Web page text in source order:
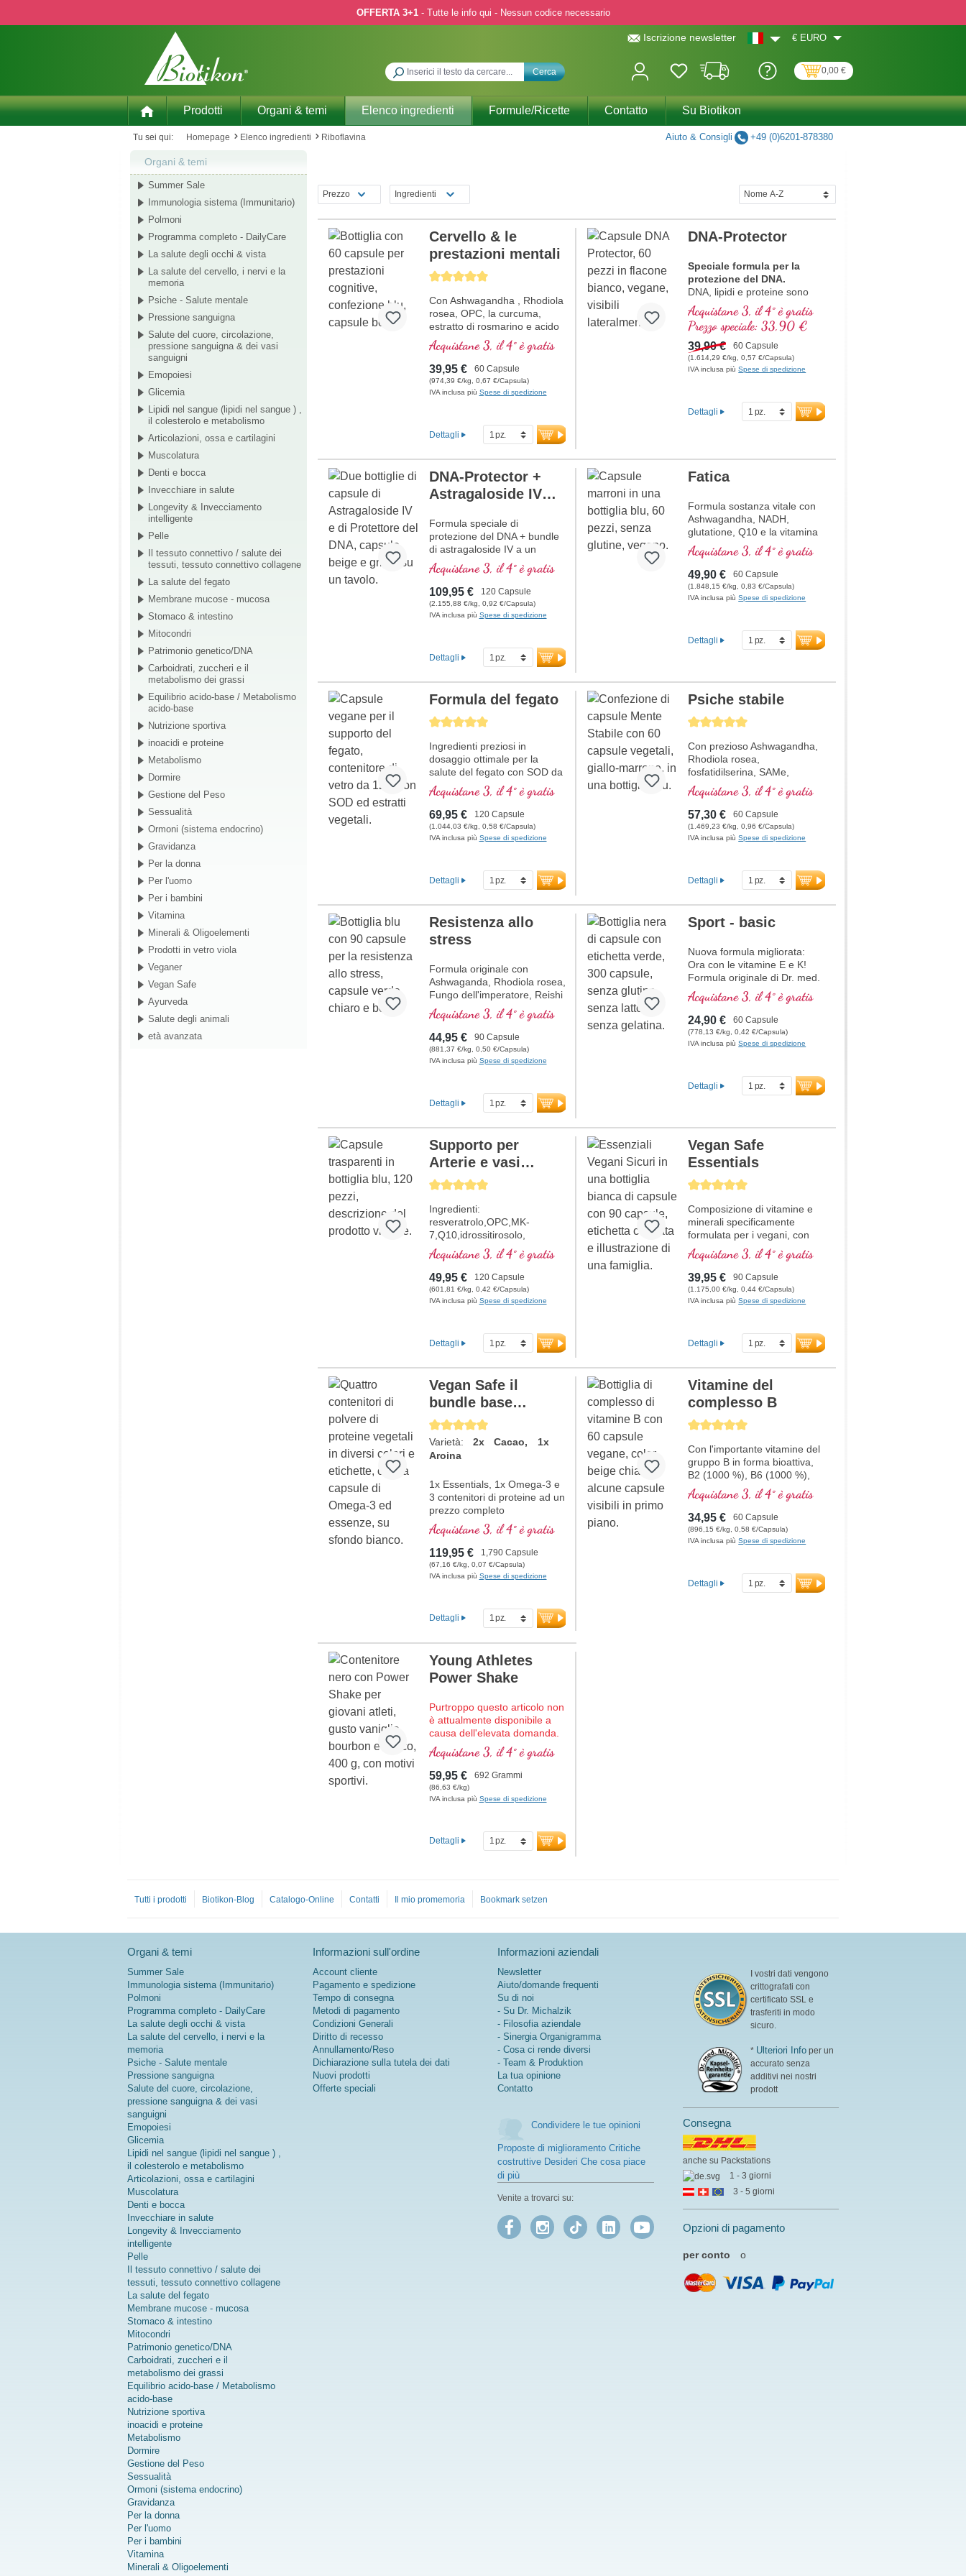
OFFERTA 3+1- Tutte le info qui - Nessun codice necessario
Iscrizione newsletter € EURO
Cerca 0,00 €
Prodotti Organi & temi Elenco ingredienti Formule/Ricette Contatto Su Biotikon
Tu sei qui: Homepage Elenco ingredienti Riboflavina Aiuto & Consigli +49 (0)6201-878380
Organi & temi
Summer Sale
Immunologia sistema (Immunitario)
Polmoni
Programma completo - DailyCare
La salute degli occhi & vista
La salute del cervello, i nervi e la
memoria
Psiche - Salute mentale
Pressione sanguigna
Salute del cuore, circolazione,
pressione sanguigna & dei vasi
sanguigni
Emopoiesi
Glicemia
Lipidi nel sangue (lipidi nel sangue ) ,
il colesterolo e metabolismo
Articolazioni, ossa e cartilagini
Muscolatura
Denti e bocca
Invecchiare in salute
Longevity & Invecciamento
intelligente
Pelle
Il tessuto connettivo / salute dei
tessuti, tessuto connettivo collagene
La salute del fegato
Membrane mucose - mucosa
Stomaco & intestino
Mitocondri
Patrimonio genetico/DNA
Carboidrati, zuccheri e il
metabolismo dei grassi
Equilibrio acido-base / Metabolismo
acido-base
Nutrizione sportiva
inoacidi e proteine
Metabolismo
Dormire
Gestione del Peso
Sessualità
Ormoni (sistema endocrino)
Gravidanza
Per la donna
Per l'uomo
Per i bambini
Vitamina
Minerali & Oligoelementi
Prodotti in vetro viola
Veganer
Vegan Safe
Ayurveda
Salute degli animali
età avanzata
Prezzo Ingredienti
Average rating of 5 out of 5 stars
Cervello & le
prestazioni mentali
Con Ashwagandha , Rhodiola
rosea, OPC, la curcuma,
estratto di rosmarino e acido
pantotenico, che contribuisce
alla normale prestazioni
mentali ed è coinvolto nella
sintesi e nel metabolismo di
diversi neurotrasmettitori.
Acquistane 3, il 4° è gratis
39,95 € 60 Capsule
(974,39 €/kg, 0,67 €/Capsula)
IVA inclusa più Spese di spedizione
Dettagli
DNA-Protector
Speciale formula per la
protezione del DNA.
DNA, lipidi e proteine sono
componenti importanti delle
cellule. Proteggi le tue cellule
dallo stress ossidativo, con
preziose sostanze naturali.
Acquistane 3, il 4° è gratis
Prezzo speciale: 33,90 €
39,90 € 60 Capsule
(1.614,29 €/kg, 0,57 €/Capsula)
IVA inclusa piùSpese di spedizione
Dettagli
DNA-Protector +
Astragaloside IV
Formula speciale di
protezione del DNA + bundle
di astragaloside IV a un
prezzo speciale
Acquistane 3, il 4° è gratis
109,95 € 120 Capsule
(2.155,88 €/kg, 0,92 €/Capsula)
IVA inclusa più Spese di spedizione
Dettagli
Fatica
Formula sostanza vitale con
Ashwagandha, NADH,
glutatione, Q10 e la vitamina
B12, contribuisce a ridurre la
stanchezza e la fatica.
Acquistane 3, il 4° è gratis
49,90 € 60 Capsule
(1.848,15 €/kg, 0,83 €/Capsula)
IVA inclusa piùSpese di spedizione
Dettagli
Average rating of 5 out of 5 stars
Formula del fegato
Ingredienti preziosi in
dosaggio ottimale per la
salute del fegato con SOD da
estratto di melone.
Acquistane 3, il 4° è gratis
69,95 € 120 Capsule
(1.044,03 €/kg, 0,58 €/Capsula)
IVA inclusa più Spese di spedizione
Dettagli
Average rating of 5 out of 5 stars
Psiche stabile
Con prezioso Ashwagandha,
Rhodiola rosea,
fosfatidilserina, SAMe,
Omega 3 e vitamina B12, che
contribuisce ad una funzione
normale della psiche
Acquistane 3, il 4° è gratis
57,30 € 60 Capsule
(1.469,23 €/kg, 0,96 €/Capsula)
IVA inclusa piùSpese di spedizione
Dettagli
Resistenza allo
stress
Formula originale con
Ashwaganda, Rhodiola rosea,
Fungo dell'imperatore, Reishi
e acido pantotenico, che
contribuisce alla normale
prestazioni mentali. La
vitamina E aiuta a proteggere
le cellule dallo stress
Acquistane 3, il 4° è gratis
44,95 € 90 Capsule
(881,37 €/kg, 0,50 €/Capsula)
IVA inclusa più Spese di spedizione
Dettagli
Sport - basic
Nuova formula migliorata:
Ora con le vitamine E e K!
Formula originale di Dr. med.
Michalzik, basata sulla ricerca
scientifica più avanzata.
Vitamine B 2, 6, 12 e acido
folico in forma bioattiva.
Acquistane 3, il 4° è gratis
24,90 € 60 Capsule
(778,13 €/kg, 0,42 €/Capsula)
IVA inclusa piùSpese di spedizione
Dettagli
Average rating of 5 out of 5 stars
Supporto per
Arterie e vasi
sanguigni
Ingredienti:
resveratrolo,OPC,MK-
7,Q10,idrossitirosolo,
nattokinase e la vitamina C,
che contribuisce alla normale
formazione del collagene per
la normale funzione dei vasi
sanguigni. Le vitamine del
Acquistane 3, il 4° è gratis
49,95 € 120 Capsule
(601,81 €/kg, 0,42 €/Capsula)
IVA inclusa più Spese di spedizione
Dettagli
Average rating of 5 out of 5 stars
Vegan Safe
Essentials
Composizione di vitamine e
minerali specificamente
formulata per i vegani, con
ferro vegetale.
Acquistane 3, il 4° è gratis
39,95 € 90 Capsule
(1.175,00 €/kg, 0,44 €/Capsula)
IVA inclusa piùSpese di spedizione
Dettagli
Average rating of 5 out of 5 stars
Vegan Safe il
bundle base
completo (2x
Cacao, 1x Aronia)
Varietà: 2x Cacao, 1x
Aroina
1x Essentials, 1x Omega-3 e
3 contenitori di proteine ad un
prezzo completo
Acquistane 3, il 4° è gratis
119,95 € 1,790 Capsule
(67,16 €/kg, 0,07 €/Capsula)
IVA inclusa più Spese di spedizione
Dettagli
Average rating of 5 out of 5 stars
Vitamine del
complesso B
Con l'importante vitamine del
gruppo B in forma bioattiva,
B2 (1000 %), B6 (1000 %),
B12 (5000 %) e l'acido folico
(400 %) e tutti gli altri
vitamine-B. Con
metilcobalamina e adenosil
cobalamina.
Acquistane 3, il 4° è gratis
34,95 € 60 Capsule
(896,15 €/kg, 0,58 €/Capsula)
IVA inclusa piùSpese di spedizione
Dettagli
Young Athletes
Power Shake
Purtroppo questo articolo non
è attualmente disponibile a
causa dell'elevata domanda.
Frappe proteico di alta qualità
con tutti gli aminoacidi
essenziali (EAA) e aminoacidi
muscolari (BCAA), arricchito
con creatina, D-ribose
coralli Sango forniscono 70
minerali e oligoelementi con
bourbon naturale. Sviluppato
Ulteriori informazioni su
Acquistane 3, il 4° è gratis
59,95 € 692 Grammi
(86,63 €/kg)
IVA inclusa più Spese di spedizione
Dettagli
Tutti i prodotti Biotikon-Blog Catalogo-Online Contatti Il mio promemoria Bookmark setzen
Organi & temi
Summer Sale
Immunologia sistema (Immunitario)
Polmoni
Programma completo - DailyCare
La salute degli occhi & vista
La salute del cervello, i nervi e la
memoria
Psiche - Salute mentale
Pressione sanguigna
Salute del cuore, circolazione,
pressione sanguigna & dei vasi
sanguigni
Emopoiesi
Glicemia
Lipidi nel sangue (lipidi nel sangue ) ,
il colesterolo e metabolismo
Articolazioni, ossa e cartilagini
Muscolatura
Denti e bocca
Invecchiare in salute
Longevity & Invecciamento
intelligente
Pelle
Il tessuto connettivo / salute dei
tessuti, tessuto connettivo collagene
La salute del fegato
Membrane mucose - mucosa
Stomaco & intestino
Mitocondri
Patrimonio genetico/DNA
Carboidrati, zuccheri e il
metabolismo dei grassi
Equilibrio acido-base / Metabolismo
acido-base
Nutrizione sportiva
inoacidi e proteine
Metabolismo
Dormire
Gestione del Peso
Sessualità
Ormoni (sistema endocrino)
Gravidanza
Per la donna
Per l'uomo
Per i bambini
Vitamina
Minerali & Oligoelementi
Informazioni sull'ordine
Account cliente
Pagamento e spedizione
Tempo di consegna
Metodi di pagamento
Condizioni Generali
Diritto di recesso
Annullamento/Reso
Dichiarazione sulla tutela dei dati
Nuovi prodotti
Offerte speciali
Informazioni aziendali
Newsletter
Aiuto/domande frequenti
Su di noi
- Su Dr. Michalzik
- Filosofia aziendale
- Sinergia Organigramma
- Cosa ci rende diversi
- Team & Produktion
La tua opinione
Contatto
Condividere le tue opinioni
Proposte di miglioramento Critiche
costruttive Desideri Che cosa piace
di più
Venite a trovarci su:
I vostri dati vengono
crittografati con
certificato SSL e
trasferiti in modo
sicuro.
* Ulteriori Info per un
accurato senza
additivi nei nostri
prodott
Consegna
anche su Packstations
1 - 3 giorni
3 - 5 giorni
Opzioni di pagamento
per conto o